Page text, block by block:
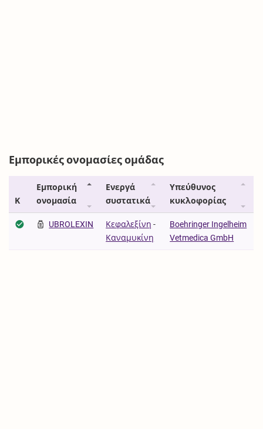
Εμπορικές ονομασίες ομάδας
Κ
Εμπορική
ονομασία
Ενεργά
συστατικά
Υπεύθυνος
κυκλοφορίας
UBROLEXIN Κεφαλεξίνη -
Καναμυκίνη
Boehringer Ingelheim
Vetmedica GmbH